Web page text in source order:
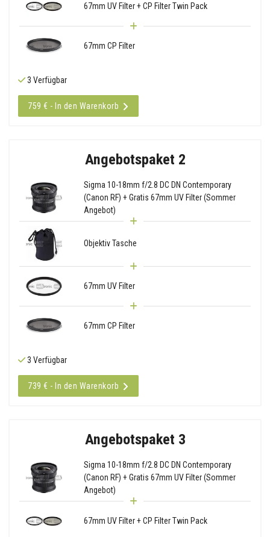
67mm UV Filter + CP Filter Twin Pack
67mm CP Filter
3 Verfügbar
759 € - In den Warenkorb
Angebotspaket 2
Sigma 10-18mm f/2.8 DC DN Contemporary
(Canon RF) + Gratis 67mm UV Filter (Sommer
Angebot)
Objektiv Tasche
67mm UV Filter
67mm CP Filter
3 Verfügbar
739 € - In den Warenkorb
Angebotspaket 3
Sigma 10-18mm f/2.8 DC DN Contemporary
(Canon RF) + Gratis 67mm UV Filter (Sommer
Angebot)
67mm UV Filter + CP Filter Twin Pack